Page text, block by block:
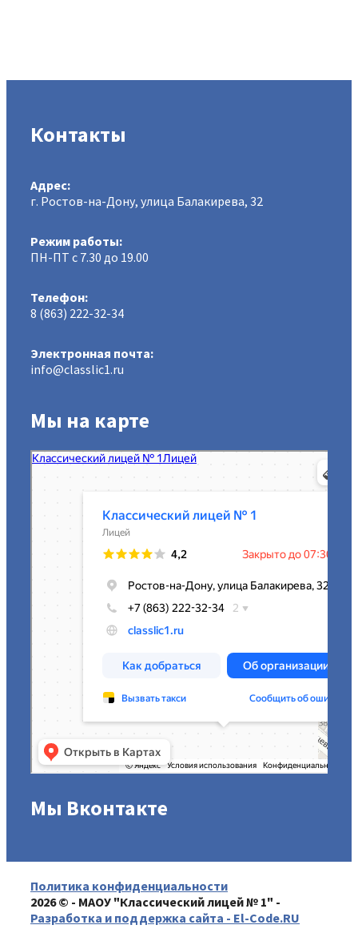
Контакты
Адрес:
г. Ростов-на-Дону, улица Балакирева, 32
Режим работы:
ПН-ПТ с 7.30 до 19.00
Телефон:
8 (863) 222-32-34
Электронная почта:
info@classlic1.ru
Мы на карте
МАОУ Классический лицей № 1
Лицей в Ростове‑на‑Дону
Мы Вконтакте
Политика конфиденциальности
2026 © - МАОУ "Классический лицей № 1" -
Разработка и поддержка сайта - El-Code.RU